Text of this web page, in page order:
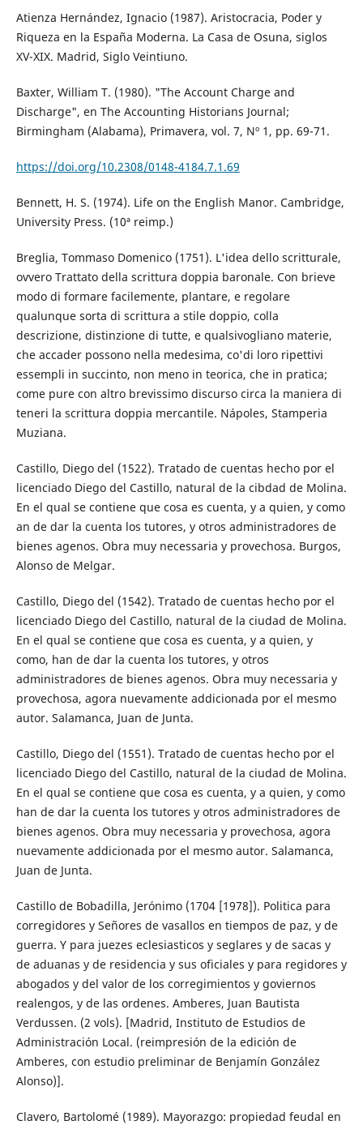
Atienza Hernández, Ignacio (1987). Aristocracia, Poder y
Riqueza en la España Moderna. La Casa de Osuna, siglos
XV-XIX. Madrid, Siglo Veintiuno.
Baxter, William T. (1980). "The Account Charge and
Discharge", en The Accounting Historians Journal;
Birmingham (Alabama), Primavera, vol. 7, Nº 1, pp. 69-71.
https://doi.org/10.2308/0148-4184.7.1.69
Bennett, H. S. (1974). Life on the English Manor. Cambridge,
University Press. (10ª reimp.)
Breglia, Tommaso Domenico (1751). L'idea dello scritturale,
ovvero Trattato della scrittura doppia baronale. Con brieve
modo di formare facilemente, plantare, e regolare
qualunque sorta di scrittura a stile doppio, colla
descrizione, distinzione di tutte, e qualsivogliano materie,
che accader possono nella medesima, co'di loro ripettivi
essempli in succinto, non meno in teorica, che in pratica;
come pure con altro brevissimo discurso circa la maniera di
teneri la scrittura doppia mercantile. Nápoles, Stamperia
Muziana.
Castillo, Diego del (1522). Tratado de cuentas hecho por el
licenciado Diego del Castillo, natural de la cibdad de Molina.
En el qual se contiene que cosa es cuenta, y a quien, y como
an de dar la cuenta los tutores, y otros administradores de
bienes agenos. Obra muy necessaria y provechosa. Burgos,
Alonso de Melgar.
Castillo, Diego del (1542). Tratado de cuentas hecho por el
licenciado Diego del Castillo, natural de la ciudad de Molina.
En el qual se contiene que cosa es cuenta, y a quien, y
como, han de dar la cuenta los tutores, y otros
administradores de bienes agenos. Obra muy necessaria y
provechosa, agora nuevamente addicionada por el mesmo
autor. Salamanca, Juan de Junta.
Castillo, Diego del (1551). Tratado de cuentas hecho por el
licenciado Diego del Castillo, natural de la ciudad de Molina.
En el qual se contiene que cosa es cuenta, y a quien, y como
han de dar la cuenta los tutores y otros administradores de
bienes agenos. Obra muy necessaria y provechosa, agora
nuevamente addicionada por el mesmo autor. Salamanca,
Juan de Junta.
Castillo de Bobadilla, Jerónimo (1704 [1978]). Politica para
corregidores y Señores de vasallos en tiempos de paz, y de
guerra. Y para juezes eclesiasticos y seglares y de sacas y
de aduanas y de residencia y sus oficiales y para regidores y
abogados y del valor de los corregimientos y goviernos
realengos, y de las ordenes. Amberes, Juan Bautista
Verdussen. (2 vols). [Madrid, Instituto de Estudios de
Administración Local. (reimpresión de la edición de
Amberes, con estudio preliminar de Benjamín González
Alonso)].
Clavero, Bartolomé (1989). Mayorazgo: propiedad feudal en